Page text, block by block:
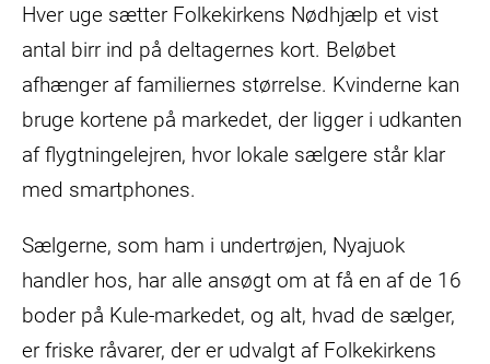
Hver uge sætter Folkekirkens Nødhjælp et vist
antal birr ind på deltagernes kort. Beløbet
afhænger af familiernes størrelse. Kvinderne kan
bruge kortene på markedet, der ligger i udkanten
af flygtningelejren, hvor lokale sælgere står klar
med smartphones.
Sælgerne, som ham i undertrøjen, Nyajuok
handler hos, har alle ansøgt om at få en af de 16
boder på Kule-markedet, og alt, hvad de sælger,
er friske råvarer, der er udvalgt af Folkekirkens